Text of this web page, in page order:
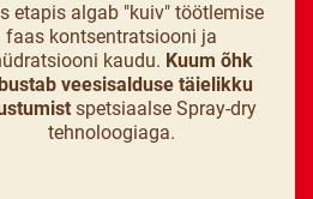
etapis algab "kuiv" töötlemise
faas kontsentratsiooni ja
kaudu. Kuum õhk
veesisalduse täielikku
spetsiaalse Spray-dry
tehnoloogiaga.